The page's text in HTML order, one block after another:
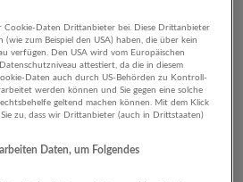
Kunst,
und Erholung
Cookie-Daten Drittanbieter bei. Diese Drittanbieter
zum Beispiel den USA) haben, die über kein
verfügen. Den USA wird vom Europäischen
attestiert, da die in diesem
Daten auch durch US-Behörden zu Kontroll-
werden können und Sie gegen eine solche
geltend machen können. Mit dem Klick
Sie zu, dass wir Drittanbieter (auch in Drittstaaten)
Daten, um Folgendes